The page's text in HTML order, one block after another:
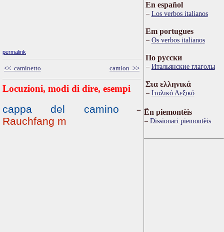
permalink
<< caminetto camion >>
Locuzioni, modi di dire, esempi
cappa del camino =
Rauchfang m
En español
Los verbos italianos
Em portugues
Os verbos italianos
По русски
Итальянские глаголы
Στα ελληνικά
Ιταλικό Λεξικό
Ën piemontèis
Dissionari piemontèis